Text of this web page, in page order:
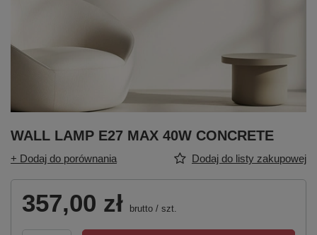
WALL LAMP E27 MAX 40W CONCRETE
+ Dodaj do porównania Dodaj do listy zakupowej
357,00 zł brutto / szt.